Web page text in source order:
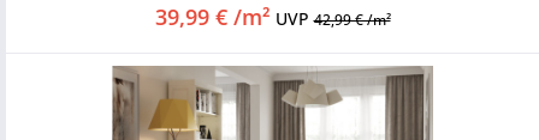
39,99 € /m² UVP42,99 € /m²